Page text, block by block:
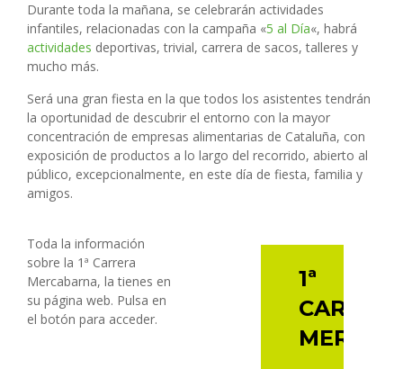
Durante toda la mañana, se celebrarán actividades
infantiles, relacionadas con la campaña «5 al Día«, habrá
actividades deportivas, trivial, carrera de sacos, talleres y
mucho más.
Será una gran fiesta en la que todos los asistentes tendrán
la oportunidad de descubrir el entorno con la mayor
concentración de empresas alimentarias de Cataluña, con
exposición de productos a lo largo del recorrido, abierto al
público, excepcionalmente, en este día de fiesta, familia y
amigos.
Toda la información
sobre la 1ª Carrera
Mercabarna, la tienes en
su página web. Pulsa en
el botón para acceder.
1ª